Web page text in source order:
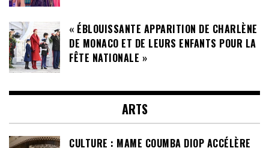
« ÉBLOUISSANTE APPARITION DE CHARLÈNE
DE MONACO ET DE LEURS ENFANTS POUR LA
FÊTE NATIONALE »
ARTS
CULTURE : MAME COUMBA DIOP ACCÉLÈRE